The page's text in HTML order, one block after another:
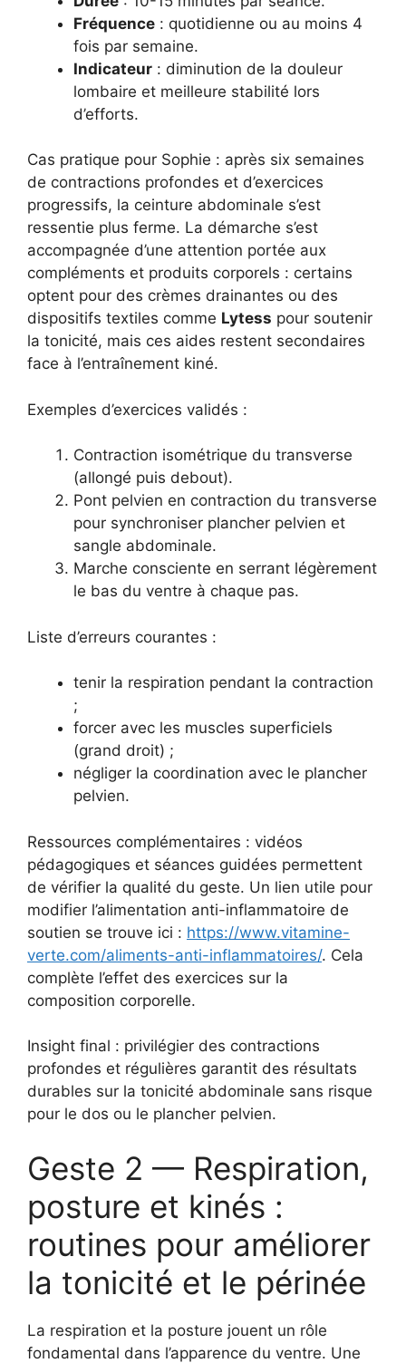
Fréquence : quotidienne ou au moins 4
fois par semaine.
Indicateur : diminution de la douleur
lombaire et meilleure stabilité lors
d’efforts.
Cas pratique pour Sophie : après six semaines
de contractions profondes et d’exercices
progressifs, la ceinture abdominale s’est
ressentie plus ferme. La démarche s’est
accompagnée d’une attention portée aux
compléments et produits corporels : certains
optent pour des crèmes drainantes ou des
dispositifs textiles comme Lytess pour soutenir
la tonicité, mais ces aides restent secondaires
face à l’entraînement kiné.
Exemples d’exercices validés :
Contraction isométrique du transverse
(allongé puis debout).
Pont pelvien en contraction du transverse
pour synchroniser plancher pelvien et
sangle abdominale.
Marche consciente en serrant légèrement
le bas du ventre à chaque pas.
Liste d’erreurs courantes :
tenir la respiration pendant la contraction
;
forcer avec les muscles superficiels
(grand droit) ;
négliger la coordination avec le plancher
pelvien.
Ressources complémentaires : vidéos
pédagogiques et séances guidées permettent
de vérifier la qualité du geste. Un lien utile pour
modifier l’alimentation anti-inflammatoire de
soutien se trouve ici : https://www.vitamine-
verte.com/aliments-anti-inflammatoires/. Cela
complète l’effet des exercices sur la
composition corporelle.
Insight final : privilégier des contractions
profondes et régulières garantit des résultats
durables sur la tonicité abdominale sans risque
pour le dos ou le plancher pelvien.
Geste 2 — Respiration,
posture et kinés :
routines pour améliorer
la tonicité et le périnée
La respiration et la posture jouent un rôle
fondamental dans l’apparence du ventre. Une